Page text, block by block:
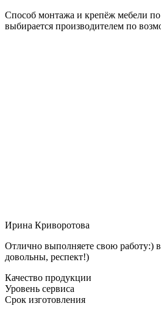
Способ монтажа и крепёж мебели
выбирается производителем по
Ирина Криворотова
Отлично выполняете свою работу:)
довольны, респект!)
Качество продукции
Уровень сервиса
Срок изготовления